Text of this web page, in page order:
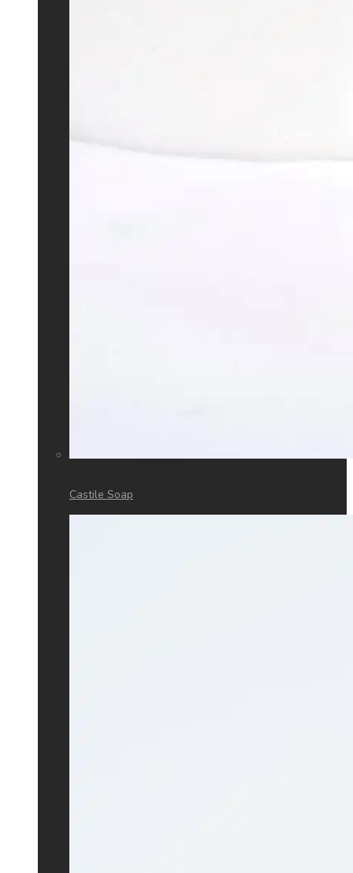
Castile Soap